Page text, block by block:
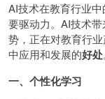
AI技术在教育行业
要驱动力。AI技术
势，正在对教育行
中应用和发展的好处
一、个性化学习